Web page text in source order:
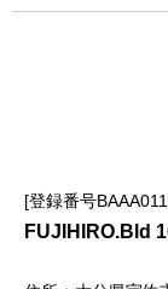
登録番号
FUJIHIRO.Bld